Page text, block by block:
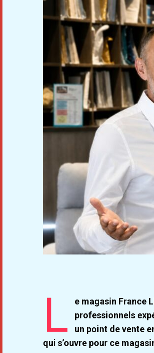
L e magasin France
professionnels
un point de vente
qui s’ouvre pour ce